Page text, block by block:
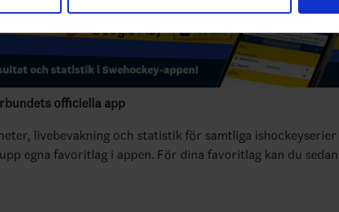
har tillhandahållit eller som de har samlat in när du har
officiella app
livebevakning och statistik för samtliga ishockeyserier
egna favoritlag i appen. För dina favoritlag kan du